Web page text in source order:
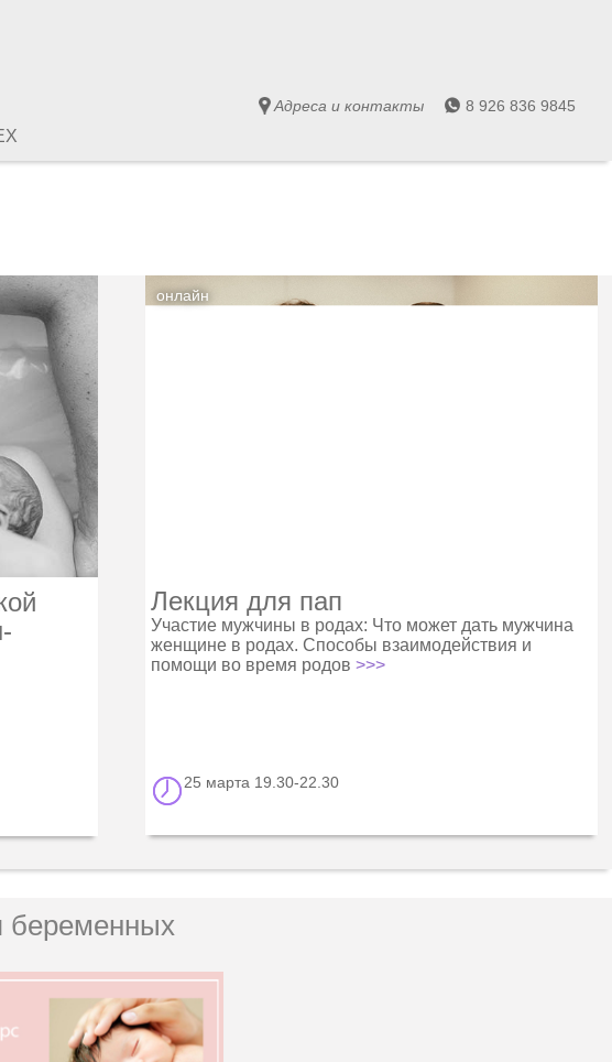
Адреса и контакты 8 926 836 9845
онлайн
Лекция для пап
Участие мужчины в родах: Что может дать мужчина
женщине в родах. Способы взаимодействия и
помощи во время родов >>>
25 марта 19.30-22.30
беременных